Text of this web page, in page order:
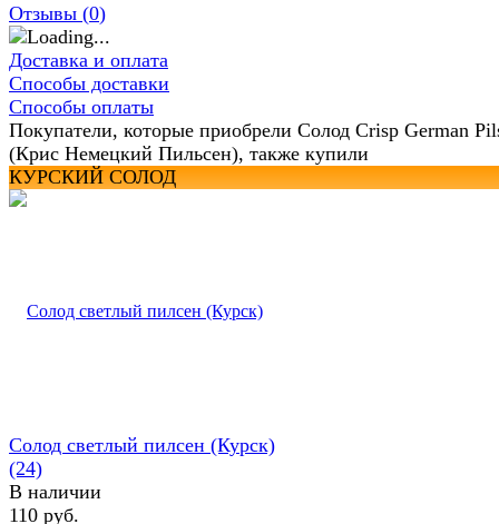
Отзывы (0)
Доставка и оплата
Способы доставки
Способы оплаты
Покупатели, которые приобрели Солод Crisp German
(Крис Немецкий Пильсен), также купили
КУРСКИЙ СОЛОД
Солод светлый пилсен (Курск)
(24)
В наличии
110 руб.